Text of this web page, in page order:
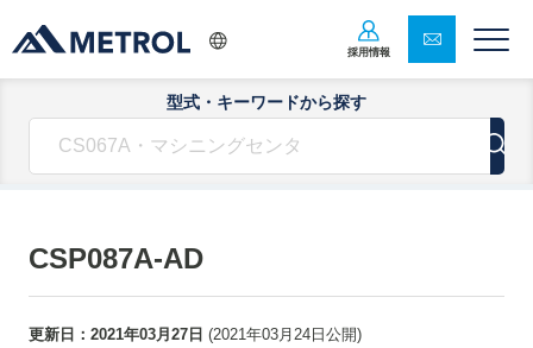
採用情報
型式・キーワードから探す
CSP087A-AD
更新日： 2021年03月27日 (2021年03月24日 公開)